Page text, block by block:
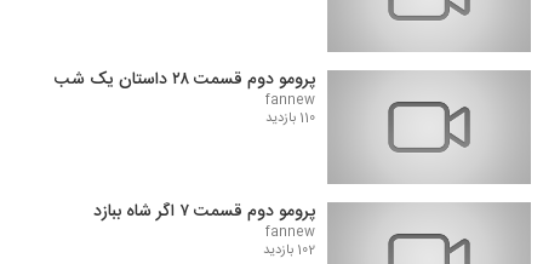
پرومو دوم قسمت ۲۸ داستان یک شب
fannew
110 بازدید
پرومو دوم قسمت ۷ اگر شاه ببازد
fannew
102 بازدید